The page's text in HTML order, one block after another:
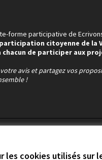
les cookies utilisés sur
forme participative de
citoyenne de la
chacun de participer aux
avis et partagez vos
!